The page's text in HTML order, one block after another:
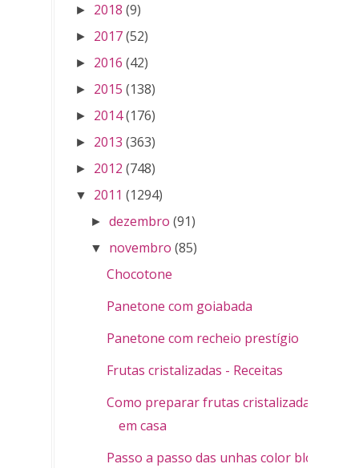
► 2018 (9)
► 2017(52)
► 2016 (42)
► 2015 (138)
► 2014(176)
► 2013 (363)
► 2012 (748)
▼ 2011 (1294)
►dezembro (91)
▼ novembro (85)
Chocotone
Panetone com goiabada
Panetone com recheio prestígio
Frutas cristalizadas - Receitas
Como preparar frutas cristalizadas
em casa
Passo a passo das unhas color block